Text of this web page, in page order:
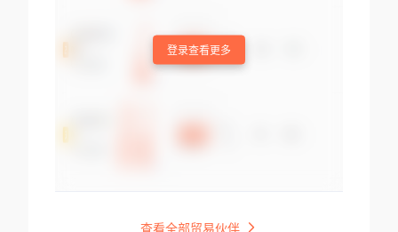
登录查看更多
查看全部贸易伙伴